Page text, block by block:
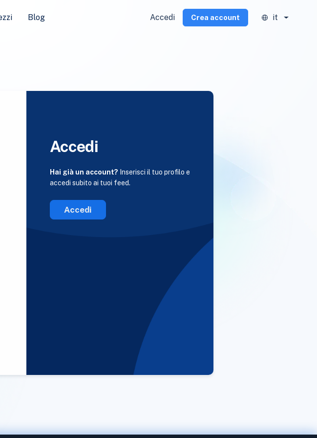
Blog Accedi Crea account it
Accedi
Hai già un account? Inserisci il tuo profilo e
accedi subito ai tuoi feed.
Accedi